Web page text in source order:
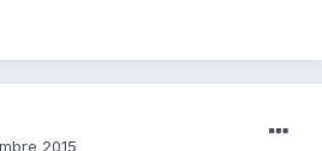
2015